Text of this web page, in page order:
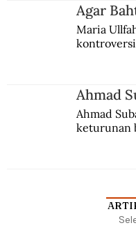
Agar
Maria
Ahmad
Ahmad
keturunan